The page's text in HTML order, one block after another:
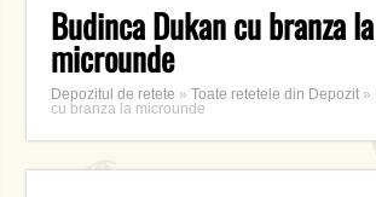
Budinca Dukan cu branza la
microunde
Depozitul de retete »Toate retetele din Depozit »
cu branza la microunde